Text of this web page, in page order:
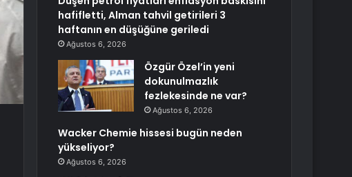
hafifletti, Alman tahvil getirileri 3
haftanın en düşüğüne geriledi
Ağustos 6, 2026
Özgür Özel’in yeni
dokunulmazlık
fezlekesinde ne var?
Ağustos 6, 2026
Wacker Chemie hissesi bugün neden
yükseliyor?
Ağustos 6, 2026